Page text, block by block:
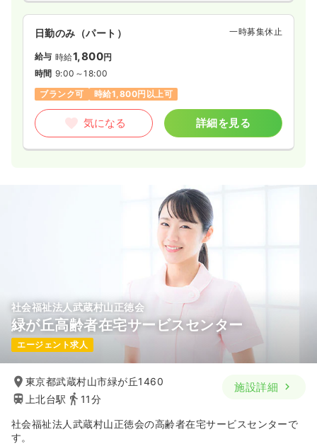
日勤のみ（パート） 一時募集休止
給与 時給1,800円
時間 9:00～18:00
ブランク可
時給1,800円以上可
気になる 詳細を見る
社会福祉法人武蔵村山正徳会
緑が丘高齢者在宅サービスセンター
エージェント求人
東京都武蔵村山市緑が丘1460
上北台駅
11分
施設詳細
社会福祉法人武蔵村山正徳会の高齢者在宅サービスセンターで
す。